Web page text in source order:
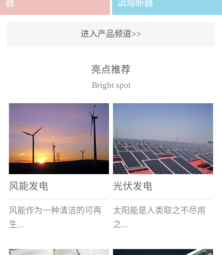
用于交流50～60Hz,额定电
压12kV的电力系统中，作
件。其主要安装于12kV的
美式箱变中，可与其它电
（2） 海拔不超过1000
米；（3） 相对湿度：日
平均不大于95％，月平均
不大于90％；（4）周围空
或可燃性气体、水蒸汽和
盐类过度污染；（5） 当
围变压器油的温度上限不
器
流熔断器
...
40.5kV系统作为电压互感
器的过载及短路保护用。
和IEC282-1）型号基本参
数
进入产品频道>>
亮点推荐
Bright spot
风能发电
风能作为一种清洁的可再
生...
光伏发电
太阳能是人类取之不尽用
之...